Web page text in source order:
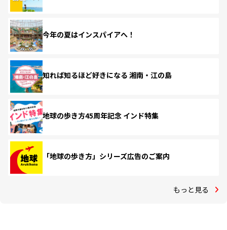
今年の夏はインスパイアへ！
知れば知るほど好きになる 湘南・江の島
地球の歩き方45周年記念 インド特集
「地球の歩き方」シリーズ広告のご案内
もっと見る